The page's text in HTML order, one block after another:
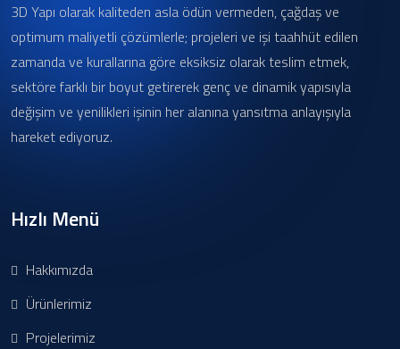
Atlas Panel Hazır Duvar Sistemleri
3D Yapı olarak kaliteden asla ödün vermeden, çağdaş ve
optimum maliyetli çözümlerle; projeleri ve işi taahhüt edilen
zamanda ve kurallarına göre eksiksiz olarak teslim etmek,
sektöre farklı bir boyut getirerek genç ve dinamik yapısıyla
değişim ve yenilikleri işinin her alanına yansıtma anlayışıyla
hareket ediyoruz.
Hızlı Menü
Hakkımızda
Ürünlerimiz
Projelerimiz